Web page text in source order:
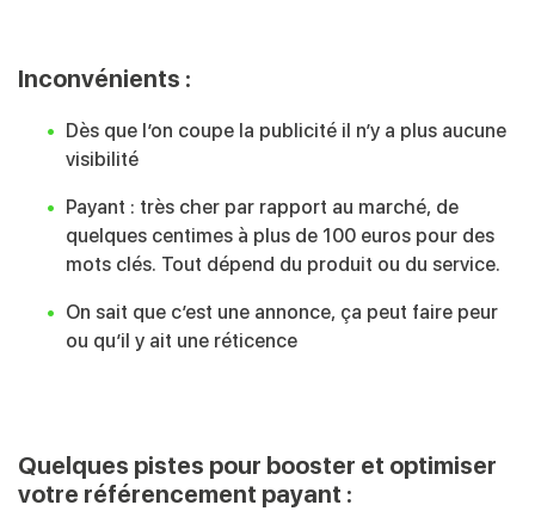
Inconvénients :
Dès que l’on coupe la publicité il n’y a plus aucune
visibilité
Payant : très cher par rapport au marché, de
quelques centimes à plus de 100 euros pour des
mots clés. Tout dépend du produit ou du service.
On sait que c’est une annonce, ça peut faire peur
ou qu’il y ait une réticence
Quelques pistes pour booster et optimiser
votre référencement payant :